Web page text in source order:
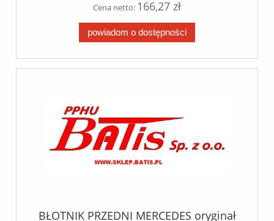
Cena netto: 166,27 zł
powiadom o dostępności
BŁOTNIK PRZEDNI MERCEDES oryginał